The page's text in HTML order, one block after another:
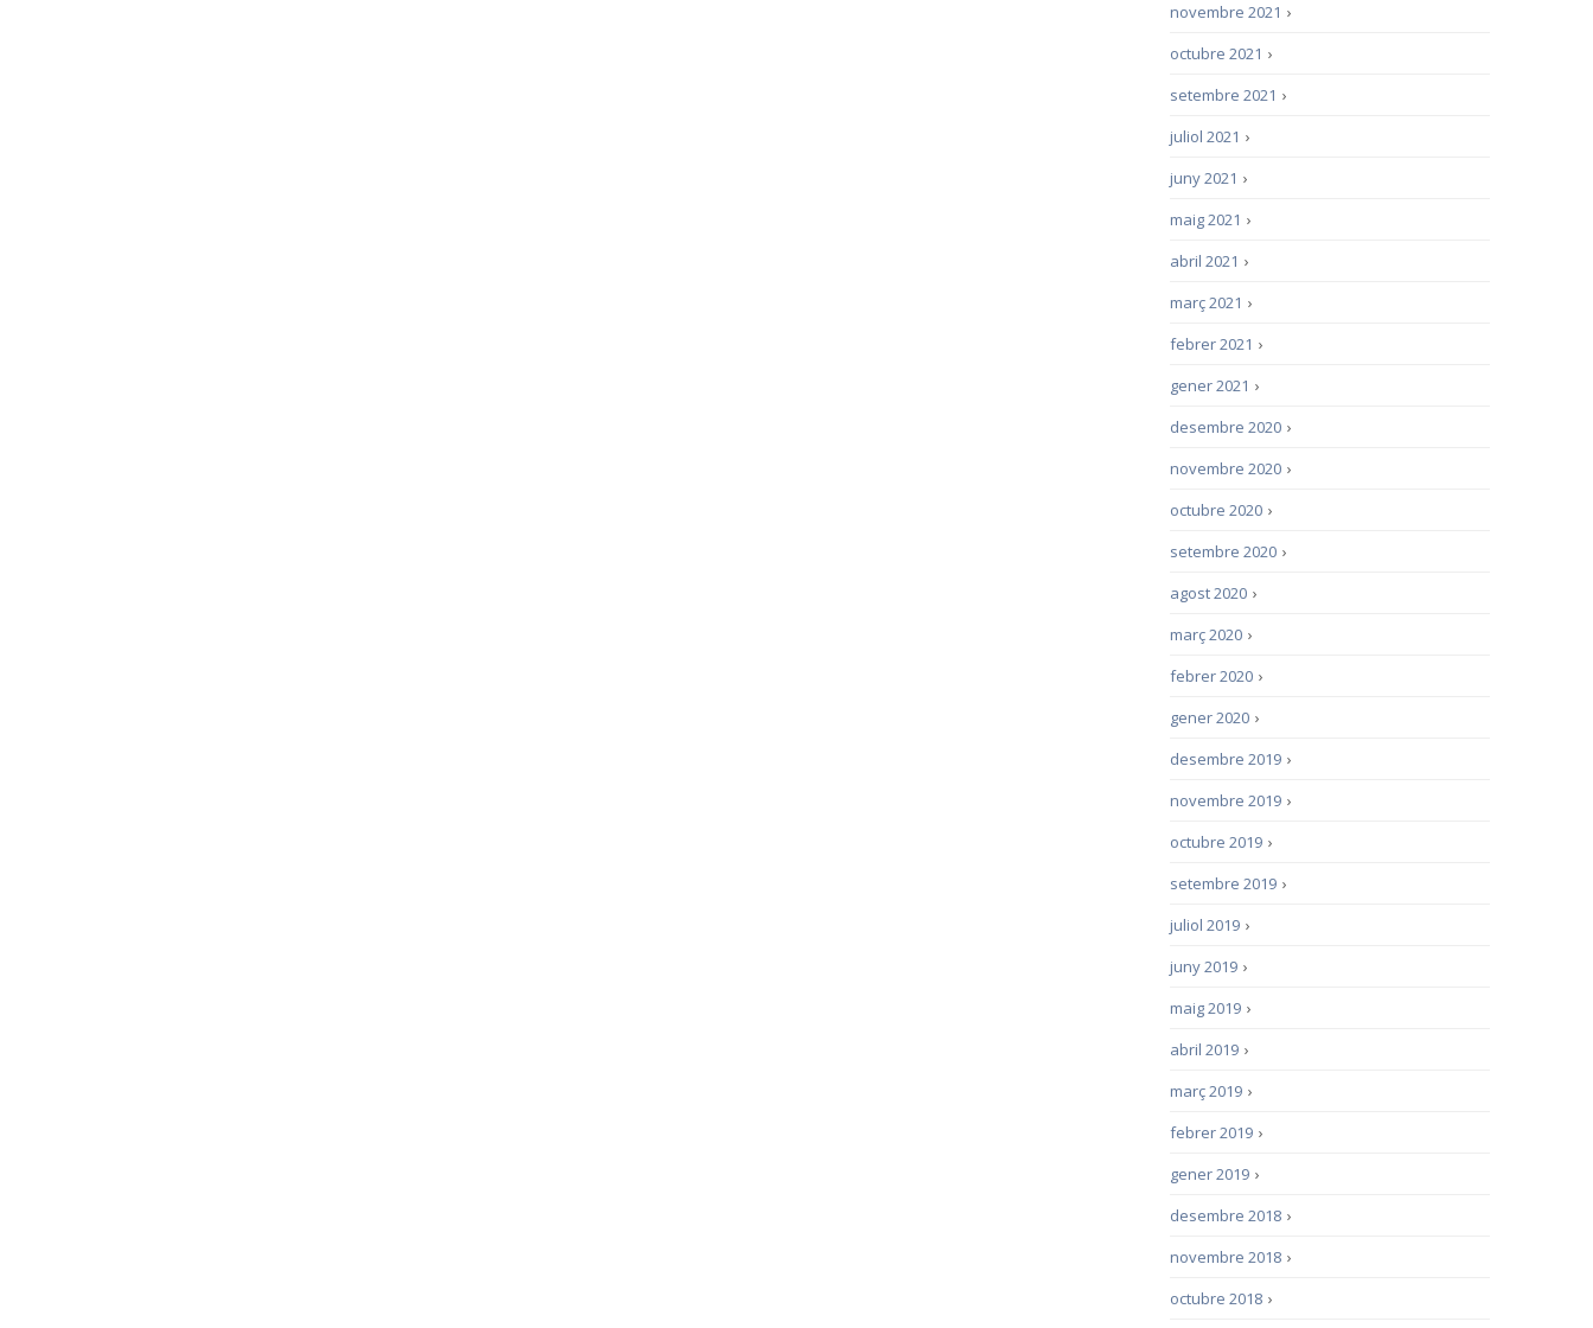
›
novembre 2021
›
octubre 2021
›
setembre 2021
›
juliol 2021
›
juny 2021
›
maig 2021
›
abril 2021
›
març 2021
›
febrer 2021
›
gener 2021
›
desembre 2020
›
novembre 2020
›
octubre 2020
›
setembre 2020
›
agost 2020
›
març 2020
›
febrer 2020
›
gener 2020
›
desembre 2019
›
novembre 2019
›
octubre 2019
›
setembre 2019
›
juliol 2019
›
juny 2019
›
maig 2019
›
abril 2019
›
març 2019
›
febrer 2019
›
gener 2019
›
desembre 2018
›
novembre 2018
›
octubre 2018